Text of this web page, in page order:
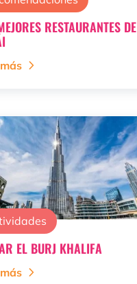
RESTAURANTES DE
EL BURJ KHALIFA